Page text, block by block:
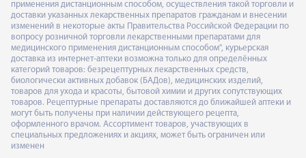
применения дистанционным способом, осуществления такой торговли и
доставки указанных лекарственных препаратов гражданам и внесении
изменений в некоторые акты Правительства Российской Федерации по
вопросу розничной торговли лекарственными препаратами для
медицинского применения дистанционным способом", курьерская
доставка из интернет-аптеки возможна только для определённых
категорий товаров: безрецептурных лекарственных средств,
биологически активных добавок (БАДов), медицинских изделий,
товаров для ухода и красоты, бытовой химии и других сопутствующих
товаров. Рецептурные препараты доставляются до ближайшей аптеки и
могут быть получены при наличии действующего рецепта,
оформленного врачом. Ассортимент товаров, участвующих в
специальных предложениях и акциях, может быть ограничен или
изменен